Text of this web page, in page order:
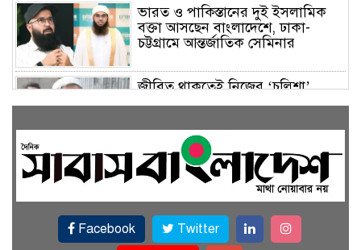
ভারত ও পাকিস্তানের দুই ইসলামিক
বক্তা আসছেন বাংলাদেশে, ঢাকা-
চট্টগ্রামে আন্তর্জাতিক সেমিনার
জীবিত থাকতেই নিজের ‘চল্লিশা’
করলেন বৃদ্ধ, খেলেন ২ হাজার মানুষ
বালিয়াকান্দিতে উপজেলা প্রশাসনের
আয়োজনে জুলাই গণঅভ্যুত্থান দিবস
একই জমিতে ধান, পাট, মাছ ও সবজি
Facebook Twitter